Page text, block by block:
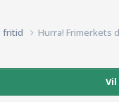
fritid Hurra! Frimerkets